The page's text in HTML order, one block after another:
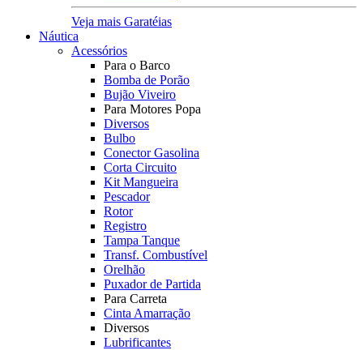
Veja mais Garatéias
Náutica
Acessórios
Para o Barco
Bomba de Porão
Bujão Viveiro
Para Motores Popa
Diversos
Bulbo
Conector Gasolina
Corta Circuito
Kit Mangueira
Pescador
Rotor
Registro
Tampa Tanque
Transf. Combustível
Orelhão
Puxador de Partida
Para Carreta
Cinta Amarração
Diversos
Lubrificantes